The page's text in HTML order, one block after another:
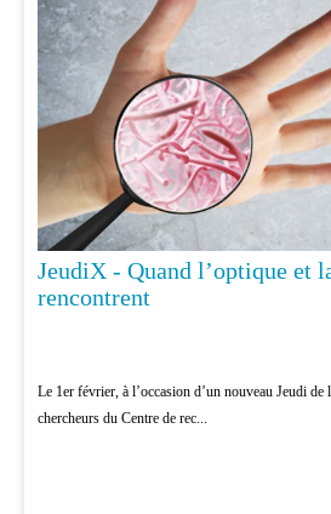
JeudiX - Quand l’optique et
rencontrent
Le 1er février, à l’occasion d’un nouveau Jeudi de
chercheurs du Centre de rec...